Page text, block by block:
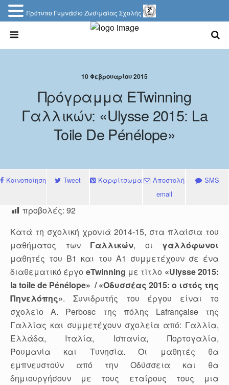
10 Φεβρουαρίου 2015
Πρόγραμμα ETwinning
Γαλλικών: «Ulysse 2015: La
Toile De Pénélope»
Κοινοποίηση Tweet Καρφίτσωμα
Αποστολή
email
SMS
προβολές: 92
Κατά τη σχολική χρονιά 2014-15, στα πλαίσια του
μαθήματος των Γαλλικών, οι γαλλόφωνοι
μαθητές του Β1 και του Α1 συμμετέχουν σε ένα
διαθεματικό έργο eTwinning με τίτλο «Ulysse 2015:
la toile de Pénélope» / «Οδυσσέας 2015: ο ιστός της
Πηνελόπης». Συνιδρυτής του έργου είναι το
σχολείο A. Perbosc της πόλης
Lafrançaise της
Γαλλίας και συμμετέχουν σχολεία από: Γαλλία,
Ελλάδα, Ιταλία, Ισπανία, Πορτογαλία,
Ρουμανία και Τυνησία. Οι μαθητές θα
εμπνευστούν από την Οδύσσεια και θα
δημιουργήσουν με τους εταίρους τους μια
Πρότυπο Γυμνάσιο Ζωσιμαίας Σχολής